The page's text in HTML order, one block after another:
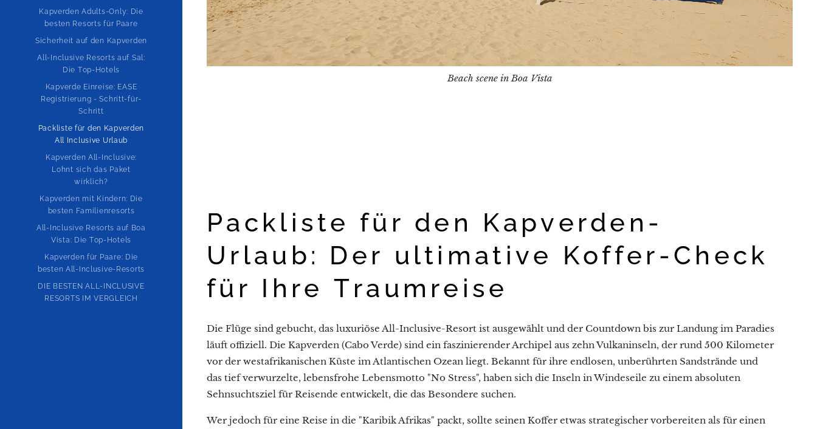
Kapverden Adults-Only: Die
besten Resorts für Paare
Sicherheit auf den Kapverden
All-Inclusive Resorts auf Sal:
Die Top-Hotels
Kapverde Einreise: EASE
Registrierung - Schritt-für-
Schritt
Packliste für den Kapverden
All Inclusive Urlaub
Kapverden All-Inclusive:
Lohnt sich das Paket
wirklich?
Kapverden mit Kindern: Die
besten Familienresorts
All-Inclusive Resorts auf Boa
Vista: Die Top-Hotels
Kapverden für Paare: Die
besten All-Inclusive-Resorts
DIE BESTEN ALL-INCLUSIVE
RESORTS IM VERGLEICH
Beach scene in Boa Vista
Packliste für den Kapverden-
Urlaub: Der ultimative Koffer-Check
für Ihre Traumreise
Die Flüge sind gebucht, das luxuriöse All-Inclusive-Resort ist ausgewählt und der Countdown bis zur Landung im Paradies
läuft offiziell. Die Kapverden (Cabo Verde) sind ein faszinierender Archipel aus zehn Vulkaninseln, der rund 500 Kilometer
vor der westafrikanischen Küste im Atlantischen Ozean liegt. Bekannt für ihre endlosen, unberührten Sandstrände und
das tief verwurzelte, lebensfrohe Lebensmotto "No Stress", haben sich die Inseln in Windeseile zu einem absoluten
Sehnsuchtsziel für Reisende entwickelt, die das Besondere suchen.
Wer jedoch für eine Reise in die "Karibik Afrikas" packt, sollte seinen Koffer etwas strategischer vorbereiten als für einen